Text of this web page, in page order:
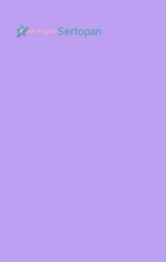
contenido
Sertopan